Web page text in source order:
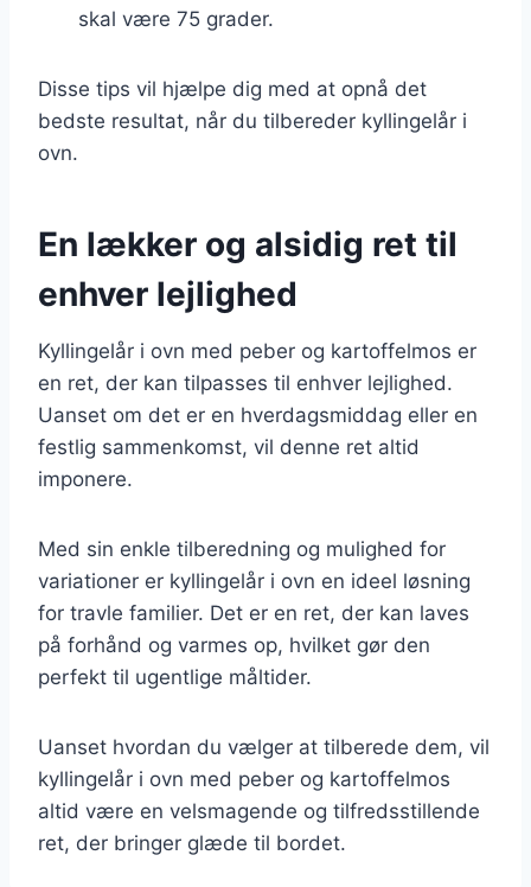
skal være 75 grader.
Disse tips vil hjælpe dig med at opnå det
bedste resultat, når du tilbereder kyllingelår i
ovn.
En lækker og alsidig ret til
enhver lejlighed
Kyllingelår i ovn med peber og kartoffelmos er
en ret, der kan tilpasses til enhver lejlighed.
Uanset om det er en hverdagsmiddag eller en
festlig sammenkomst, vil denne ret altid
imponere.
Med sin enkle tilberedning og mulighed for
variationer er kyllingelår i ovn en ideel løsning
for travle familier. Det er en ret, der kan laves
på forhånd og varmes op, hvilket gør den
perfekt til ugentlige måltider.
Uanset hvordan du vælger at tilberede dem, vil
kyllingelår i ovn med peber og kartoffelmos
altid være en velsmagende og tilfredsstillende
ret, der bringer glæde til bordet.